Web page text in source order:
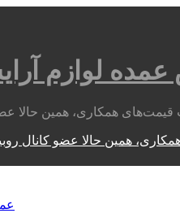
عمده لوازم
همین حالا عضو کانال